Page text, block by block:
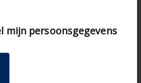
die u aan ze heeft verstrekt of
op basis van uw gebruik
mijn persoonsgegevens
GEN3